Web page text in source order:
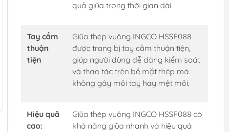
quả giũa trong thời gian dài.
Tay cầm
thuận
tiện
Giũa thép vuông INGCO HSSF088
được trang bị tay cầm thuận tiện,
giúp người dùng dễ dàng kiểm soát
và thao tác trên bề mặt thép mà
không gây mỏi tay hay mệt mỏi.
Hiệu quả
cao:
Giũa thép vuông INGCO HSSF088 có
khả năng giũa nhanh và hiệu quả